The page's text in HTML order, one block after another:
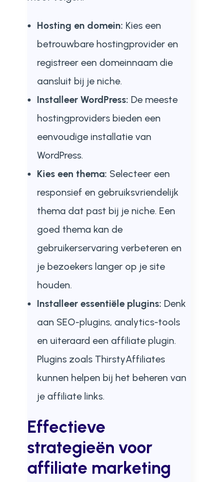
Hosting en domein: Kies een
betrouwbare hostingprovider en
registreer een domeinnaam die
aansluit bij je niche.
Installeer WordPress: De meeste
hostingproviders bieden een
eenvoudige installatie van
WordPress.
Kies een thema: Selecteer een
responsief en gebruiksvriendelijk
thema dat past bij je niche. Een
goed thema kan de
gebruikerservaring verbeteren en
je bezoekers langer op je site
houden.
Installeer essentiële plugins: Denk
aan SEO-plugins, analytics-tools
en uiteraard een affiliate plugin.
Plugins zoals ThirstyAffiliates
kunnen helpen bij het beheren van
je affiliate links.
Effectieve
strategieën voor
affiliate marketing